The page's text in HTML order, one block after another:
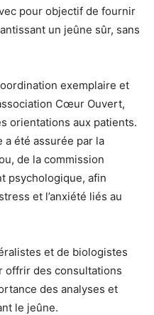
pour objectif de fournir
un jeûne sûr, sans
exemplaire et
Cœur Ouvert,
orientations aux patients.
a été assurée par la
de la commission
psychologique, afin
et l’anxiété liés au
et de biologistes
offrir des consultations
des analyses et
le jeûne.